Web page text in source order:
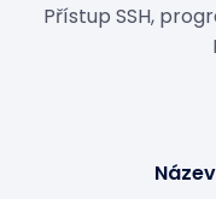
Přístup SSH,